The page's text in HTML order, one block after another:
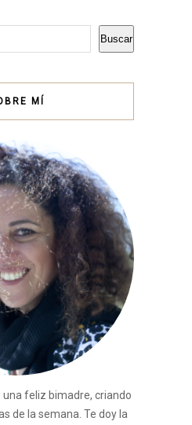
Buscar
MÍ
una feliz bimadre, criando
de la semana. Te doy la